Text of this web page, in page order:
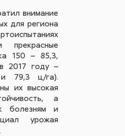
внимание
для региона
150 – 85,3,
2017 году –
и 79,3 ц/га).
их высокая
а
болезням и
урожая